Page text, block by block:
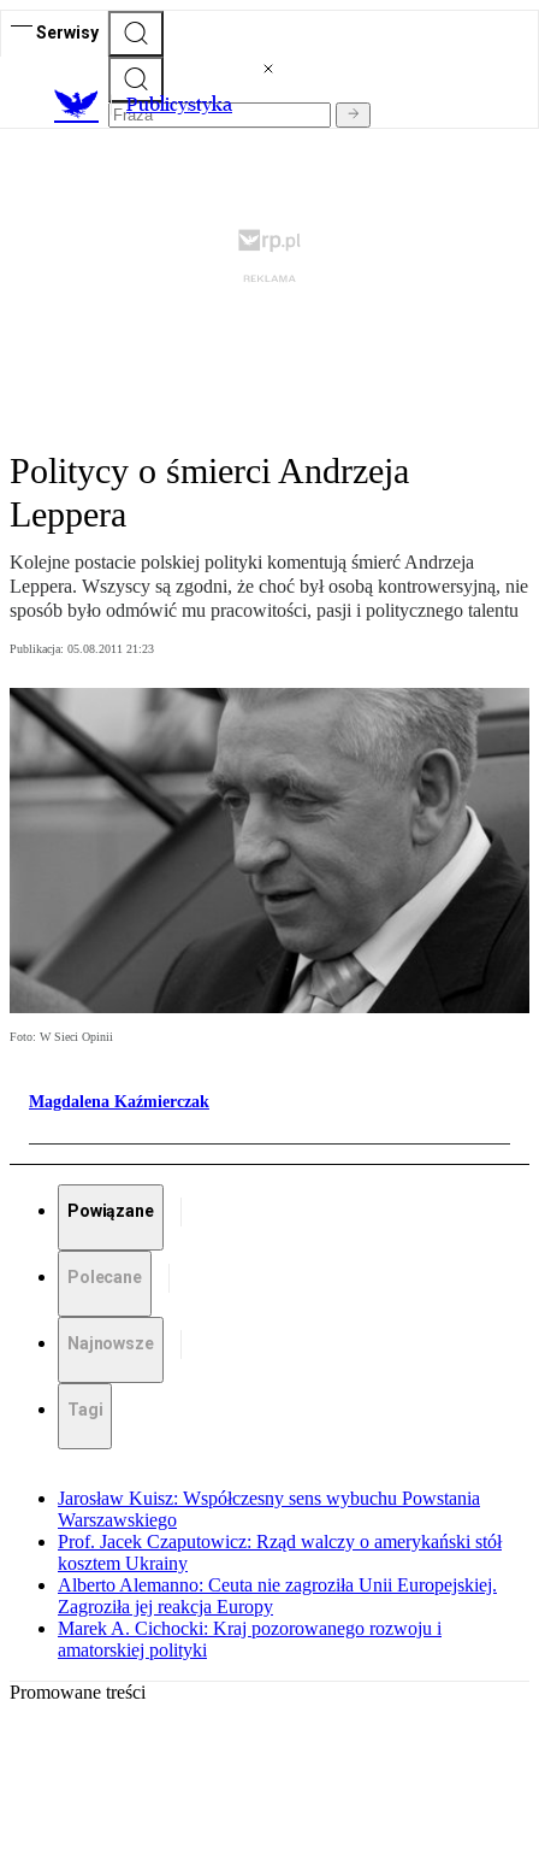
Serwisy
Publicystyka
Politycy o śmierci Andrzeja
Leppera
Kolejne postacie polskiej polityki komentują śmierć Andrzeja
Leppera. Wszyscy są zgodni, że choć był osobą kontrowersyjną, nie
sposób było odmówić mu pracowitości, pasji i politycznego talentu
Publikacja: 05.08.2011 21:23
Foto: W Sieci Opinii
Magdalena Kaźmierczak
Powiązane
Polecane
Najnowsze
Tagi
Jarosław Kuisz: Współczesny sens wybuchu Powstania
Warszawskiego
Prof. Jacek Czaputowicz: Rząd walczy o amerykański stół
kosztem Ukrainy
Alberto Alemanno: Ceuta nie zagroziła Unii Europejskiej.
Zagroziła jej reakcja Europy
Marek A. Cichocki: Kraj pozorowanego rozwoju i
amatorskiej polityki
Promowane treści